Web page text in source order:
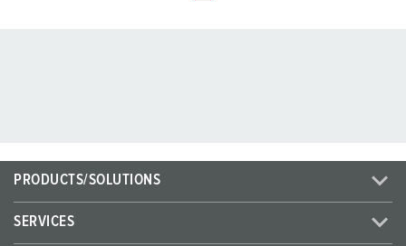
PRODUCTS/SOLUTIONS
SERVICES